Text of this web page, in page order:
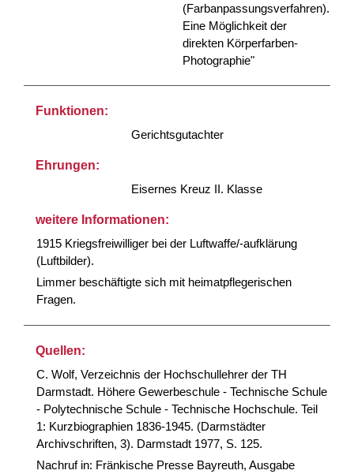
(Farbanpassungsverfahren).
Eine Möglichkeit der
direkten Körperfarben-
Photographie"
Funktionen:
Gerichtsgutachter
Ehrungen:
Eisernes Kreuz II. Klasse
weitere Informationen:
1915 Kriegsfreiwilliger bei der Luftwaffe/-aufklärung
(Luftbilder).
Limmer beschäftigte sich mit heimatpflegerischen
Fragen.
Quellen:
C. Wolf, Verzeichnis der Hochschullehrer der TH
Darmstadt. Höhere Gewerbeschule - Technische Schule
- Polytechnische Schule - Technische Hochschule. Teil
1: Kurzbiographien 1836-1945. (Darmstädter
Archivschriften, 3). Darmstadt 1977, S. 125.
Nachruf in: Fränkische Presse Bayreuth, Ausgabe